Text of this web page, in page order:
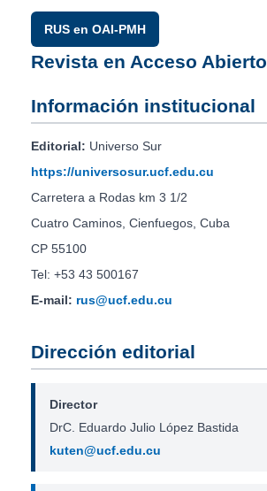
RUS en OAI-PMH
Revista en Acceso Abierto
Información institucional
Editorial: Universo Sur
https://universosur.ucf.edu.cu
Carretera a Rodas km 3 1/2
Cuatro Caminos, Cienfuegos, Cuba
CP 55100
Tel: +53 43 500167
E-mail: rus@ucf.edu.cu
Dirección editorial
Director
DrC. Eduardo Julio López Bastida
kuten@ucf.edu.cu